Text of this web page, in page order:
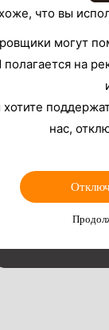
что вы
могут
на
нас,